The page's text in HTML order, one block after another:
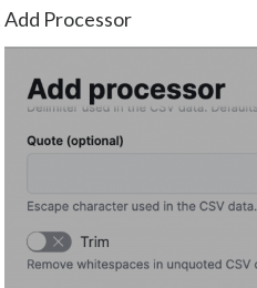
Add Processor